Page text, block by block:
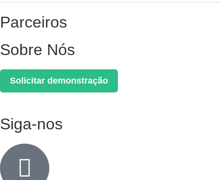
Parceiros
Sobre Nós
Solicitar demonstração
Siga-nos